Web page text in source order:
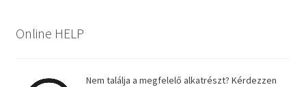
Online HELP
Nem találja a megfelelő alkatrészt? Kérdezzen